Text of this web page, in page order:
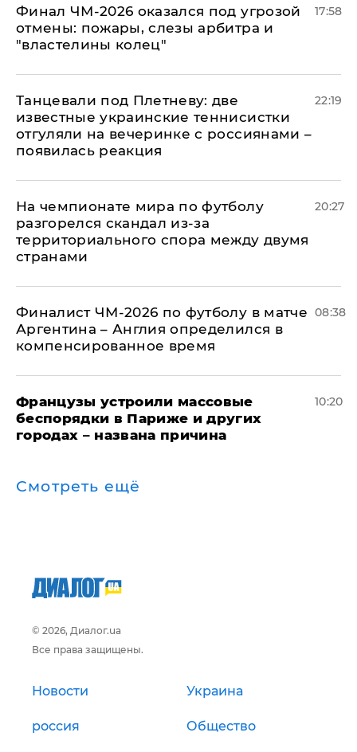
Финал ЧМ-2026 оказался под угрозой
отмены: пожары, слезы арбитра и
"властелины колец"
17:58
Танцевали под Плетневу: две
известные украинские теннисистки
отгуляли на вечеринке с россиянами –
появилась реакция
22:19
На чемпионате мира по футболу
разгорелся скандал из-за
территориального спора между двумя
странами
20:27
Финалист ЧМ-2026 по футболу в матче
Аргентина – Англия определился в
компенсированное время
08:38
Французы устроили массовые
беспорядки в Париже и других
городах – названа причина
10:20
Смотреть ещё
© 2026, Диалог.ua
Все права защищены.
Новости Украина
россия Общество